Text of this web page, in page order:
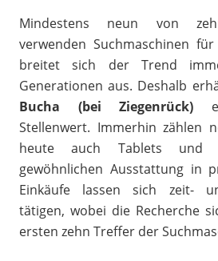
Mindestens neun von
verwenden Suchmaschinen
breitet sich der Trend
Generationen aus. Deshalb
Bucha (bei Ziegenrück)
Stellenwert. Immerhin zählen
heute auch Tablets und
gewöhnlichen Ausstattung in
Einkäufe lassen sich zeit-
tätigen, wobei die Recherche
ersten zehn Treffer der